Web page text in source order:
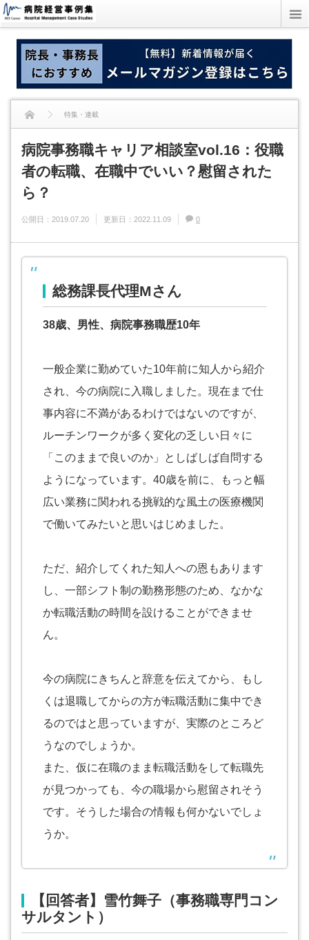
特集・連載
病院事務職キャリア相談室vol.16：役職者の転職、在職中でいい？慰留された
ら？
病院事務職キャリア相談室vol.16：役職
者の転職、在職中でいい？慰留された
ら？
公開日： 2019.07.20 更新日： 2022.11.09 0
総務課長代理Mさん
38歳、男性、病院事務職歴10年
一般企業に勤めていた10年前に知人から紹介
され、今の病院に入職しました。現在まで仕
事内容に不満があるわけではないのですが、
ルーチンワークが多く変化の乏しい日々に
「このままで良いのか」としばしば自問する
ようになっています。40歳を前に、もっと幅
広い業務に関われる挑戦的な風土の医療機関
で働いてみたいと思いはじめました。
ただ、紹介してくれた知人への恩もあります
し、一部シフト制の勤務形態のため、なかな
か転職活動の時間を設けることができませ
ん。
今の病院にきちんと辞意を伝えてから、もし
くは退職してからの方が転職活動に集中でき
るのではと思っていますが、実際のところど
うなのでしょうか。
また、仮に在職のまま転職活動をして転職先
が見つかっても、今の職場から慰留されそう
です。そうした場合の情報も何かないでしょ
うか。
【回答者】雪竹舞子（事務職専門コン
サルタント）